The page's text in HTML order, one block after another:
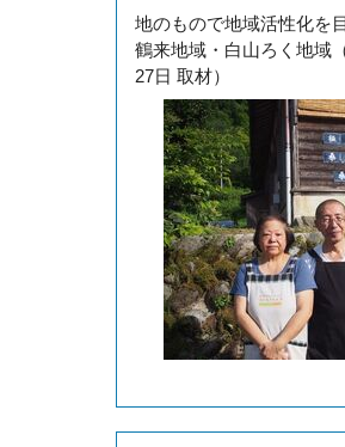
地のもので地域活性化を
鶴来地域・白山ろく地域
27日 取材）